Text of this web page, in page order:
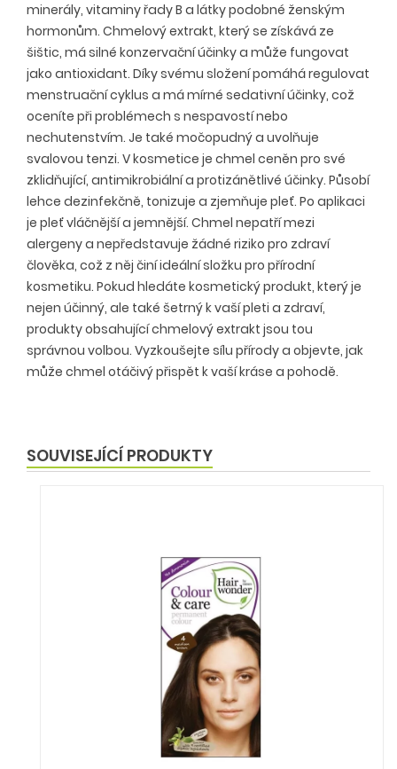
minerály, vitaminy řady B a látky podobné ženským
hormonům. Chmelový extrakt, který se získává ze
šištic, má silné konzervační účinky a může fungovat
jako antioxidant. Díky svému složení pomáhá regulovat
menstruační cyklus a má mírné sedativní účinky, což
oceníte při problémech s nespavostí nebo
nechutenstvím. Je také močopudný a uvolňuje
svalovou tenzi. V kosmetice je chmel ceněn pro své
zklidňující, antimikrobiální a protizánětlivé účinky. Působí
lehce dezinfekčně, tonizuje a zjemňuje pleť. Po aplikaci
je pleť vláčnější a jemnější. Chmel nepatří mezi
alergeny a nepředstavuje žádné riziko pro zdraví
člověka, což z něj činí ideální složku pro přírodní
kosmetiku. Pokud hledáte kosmetický produkt, který je
nejen účinný, ale také šetrný k vaší pleti a zdraví,
produkty obsahující chmelový extrakt jsou tou
správnou volbou. Vyzkoušejte sílu přírody a objevte, jak
může chmel otáčivý přispět k vaší kráse a pohodě.
SOUVISEJÍCÍ PRODUKTY